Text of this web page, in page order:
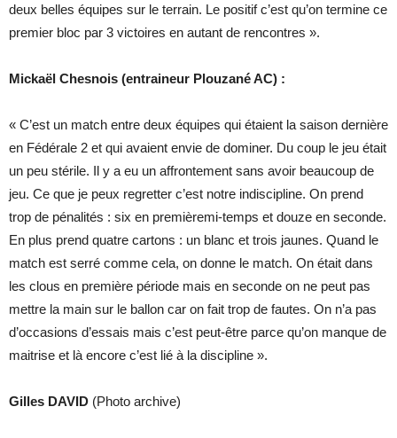
deux belles équipes sur le terrain. Le positif c’est qu’on termine ce
premier bloc par 3 victoires en autant de rencontres ».
Mickaël Chesnois (entraineur Plouzané AC) :
« C’est un match entre deux équipes qui étaient la saison dernière
en Fédérale 2 et qui avaient envie de dominer. Du coup le jeu était
un peu stérile. Il y a eu un affrontement sans avoir beaucoup de
jeu. Ce que je peux regretter c’est notre indiscipline. On prend
trop de pénalités : six en premièremi-temps et douze en seconde.
En plus prend quatre cartons : un blanc et trois jaunes. Quand le
match est serré comme cela, on donne le match. On était dans
les clous en première période mais en seconde on ne peut pas
mettre la main sur le ballon car on fait trop de fautes. On n’a pas
d’occasions d’essais mais c’est peut-être parce qu’on manque de
maitrise et là encore c’est lié à la discipline ».
Gilles DAVID (Photo archive)